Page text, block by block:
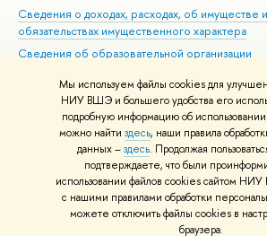
Мы используем файлы cookies для
НИУ ВШЭ и большего удобства его
подробную информацию об
можно найти здесь, наши правила
данных –здесь. Продолжая
подтверждаете, что были
использовании файлов cookies сайтом
с нашими правилами обработки
можете отключить файлы cookies в
браузера.
Сведения о доходах, расходах, об имуществе и
обязательствах имущественного характера
Сведения об образовательной организации
Людям с ограниченными возможностями
Единая платежная страница
Работа в Вышке
© НИУ ВШЭ 1993–2026 Адреса и контакты
материалов Политика конфиденциальности
Шрифты HSE Sans и HSE Slab разработаны в